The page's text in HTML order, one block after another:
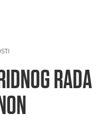
RADA